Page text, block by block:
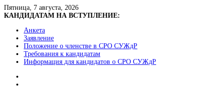
Skip
to
Пятница, 7 августа, 2026
КАНДИДАТАМ НА ВСТУПЛЕНИЕ:
Анкета
Заявление
Положение о членстве в СРО СУЖдР
Требования к кандидатам
Информация для кандидатов о СРО СУЖдР